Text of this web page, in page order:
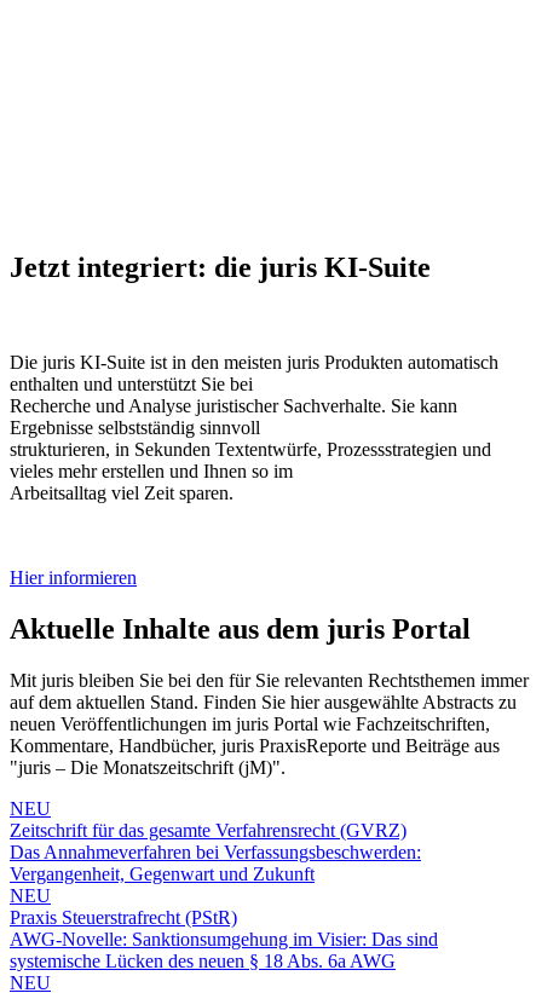
Jetzt integriert: die juris KI-Suite
Die juris KI-Suite ist in den meisten juris Produkten automatisch
enthalten und unterstützt Sie bei
Recherche und Analyse juristischer Sachverhalte. Sie kann
Ergebnisse selbstständig sinnvoll
strukturieren, in Sekunden Textentwürfe, Prozessstrategien und
vieles mehr erstellen und Ihnen so im
Arbeitsalltag viel Zeit sparen.
Hier informieren
Aktuelle Inhalte aus dem juris Portal
Mit juris bleiben Sie bei den für Sie relevanten Rechtsthemen immer
auf dem aktuellen Stand. Finden Sie hier ausgewählte Abstracts zu
neuen Veröffentlichungen im juris Portal wie Fachzeitschriften,
Kommentare, Handbücher, juris PraxisReporte und Beiträge aus
"juris – Die Monatszeitschrift (jM)".
NEU
Zeitschrift für das gesamte Verfahrensrecht (GVRZ)
Das Annahmeverfahren bei Verfassungsbeschwerden:
Vergangenheit, Gegenwart und Zukunft
NEU
Praxis Steuerstrafrecht (PStR)
AWG-Novelle: Sanktionsumgehung im Visier: Das sind
systemische Lücken des neuen § 18 Abs. 6a AWG
NEU